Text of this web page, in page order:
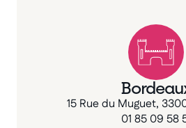
15 Rue du Muguet,
01 85 09 58